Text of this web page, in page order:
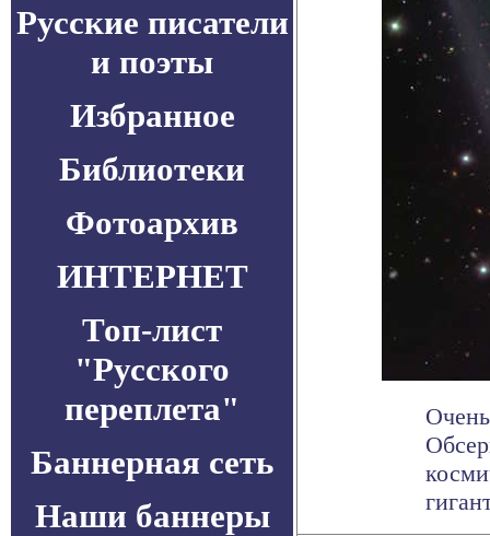
Русские писатели
и поэты
Избранное
Библиотеки
Фотоархив
ИНТЕРНЕТ
Топ-лист
"Русского
переплета"
Баннерная сеть
Наши баннеры